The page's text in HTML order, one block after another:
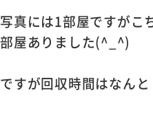
写真には1部屋ですがこ
部屋ありました(^_^)
ですが回収時間はなんと